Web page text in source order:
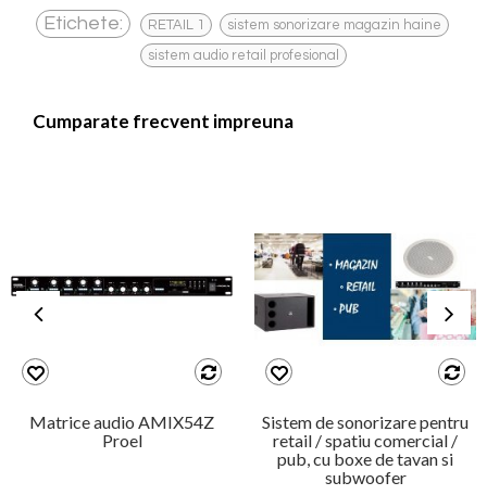
Etichete: RETAIL 1 , sistem sonorizare magazin haine ,
sistem audio retail profesional
Cumparate frecvent impreuna
Matrice audio AMIX54Z
Proel
Sistem de sonorizare pentru
retail / spatiu comercial /
pub, cu boxe de tavan si
subwoofer